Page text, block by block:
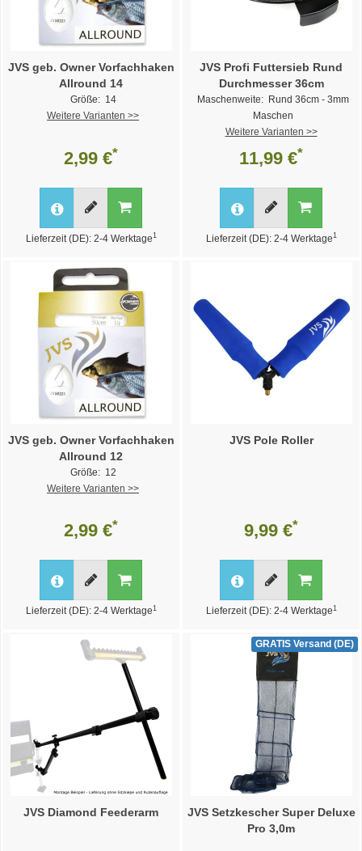
JVS geb. Owner Vorfachhaken
Allround 14
Größe: 14
Weitere Varianten >>
2,99 €*
Lieferzeit (DE): 2-4 Werktage1
JVS Profi Futtersieb Rund
Durchmesser 36cm
Maschenweite: Rund 36cm - 3mm
Maschen
Weitere Varianten >>
11,99 €*
Lieferzeit (DE): 2-4 Werktage1
JVS geb. Owner Vorfachhaken
Allround 12
Größe: 12
Weitere Varianten >>
2,99 €*
Lieferzeit (DE): 2-4 Werktage 1
JVS Pole Roller
9,99 €*
Lieferzeit (DE): 2-4 Werktage 1
JVS Diamond Feederarm
GRATIS Versand (DE)
JVS Setzkescher Super Deluxe
Pro 3,0m